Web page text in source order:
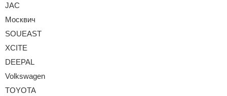
JAC
Москвич
SOUEAST
XCITE
DEEPAL
Volkswagen
TOYOTA